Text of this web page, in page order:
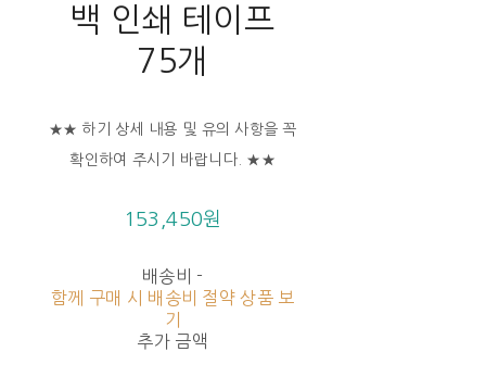
백 인쇄 테이프
75개
★★ 하기 상세 내용 및 유의 사항을 꼭
확인하여 주시기 바랍니다. ★★
153,450원
배송비 -
함께 구매 시 배송비 절약 상품 보
기
추가 금액